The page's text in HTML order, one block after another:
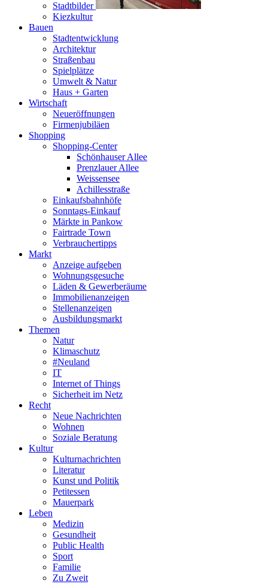
Stadtbilder
Kiezkultur
Bauen
Stadtentwicklung
Architektur
Straßenbau
Spielplätze
Umwelt & Natur
Haus + Garten
Wirtschaft
Neueröffnungen
Firmenjubiläen
Shopping
Shopping-Center
Schönhauser Allee
Prenzlauer Allee
Weissensee
Achillesstraße
Einkaufsbahnhöfe
Sonntags-Einkauf
Märkte in Pankow
Fairtrade Town
Verbrauchertipps
Markt
Anzeige aufgeben
Wohnungsgesuche
Läden & Gewerberäume
Immobilienanzeigen
Stellenanzeigen
Ausbildungsmarkt
Themen
Natur
Klimaschutz
#Neuland
IT
Internet of Things
Sicherheit im Netz
Recht
Neue Nachrichten
Wohnen
Soziale Beratung
Kultur
Kulturnachrichten
Literatur
Kunst und Politik
Petitessen
Mauerpark
Leben
Medizin
Gesundheit
Public Health
Sport
Familie
Zu Zweit